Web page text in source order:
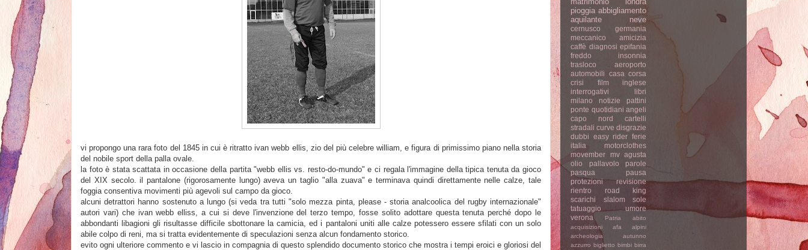
vi propongo una rara foto del 1845 in cui è ritratto ivan webb ellis, zio del più celebre william, e figura di primissimo piano nella storia
del nobile sport della palla ovale.
la foto è stata scattata in occasione della partita "webb ellis vs. resto-do-mundo" e ci regala l'immagine della tipica tenuta da gioco
del XIX secolo. il pantalone (rigorosamente lungo) aveva un taglio "alla zuava" e terminava quindi direttamente nelle calze, tale
foggia consentiva movimenti più agevoli sul campo da gioco.
alcuni detrattori hanno sostenuto a lungo (si veda tra tutti "solo mezza pinta, please - storia analcoolica del rugby internazionale"
autori vari) che ivan webb elliss, a cui si deve l'invenzione del terzo tempo, fosse solito adottare questa tenuta perché dopo le
abbondanti libagioni gli risultasse difficile sbottonare la camicia, ed i pantaloni uniti alle calze potessero essere sfilati con un solo
abile colpo di reni, ma si tratta evidentemente di speculazioni senza alcun fondamento storico.
evito ogni ulteriore commento e vi lascio in compagnia di questo splendido documento storico che mostra i tempi eroici e gloriosi del
pioggia abbigliamento
aquilante
neve
cernusco
germania
meccanico
amicizia
caffè diagnosi epifania
freddo
insonnia
trasloco
aeroporto
automobili
casa corsa
crisi
film
inglese
interrogativi
libri
milano
notizie
pattini
ponte quotidiani angeli
capo nord
cartelli
stradali curve disgrazie
dubbi
easy rider ferie
italia
motorclothes
movember
mv agusta
olio
pallavolo
parole
pasqua
pausa
protezioni
revisione
rientro
road king
scarichi
slalom
sole
tatuaggio
umore
verona
Patria
abito
acquisizioni
afa
alpini
archeologia
autunno
azzurro
biglietto bimbi birra